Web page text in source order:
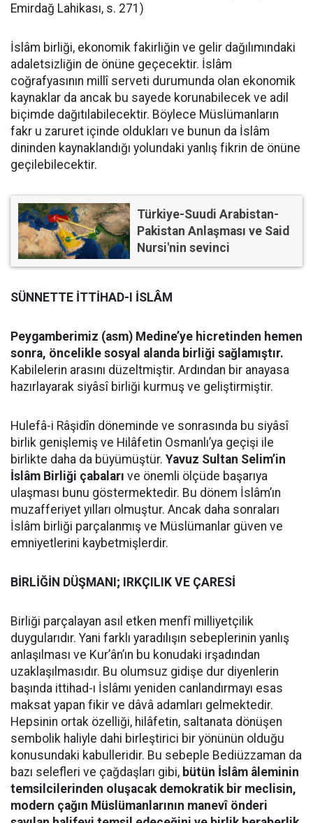
Emirdağ Lahikası, s. 271)
İslâm birliği, ekonomik fakirliğin ve gelir dağılımındaki
adaletsizliğin de önüne geçecektir. İslâm
coğrafyasının millî serveti durumunda olan ekonomik
kaynaklar da ancak bu sayede korunabilecek ve adil
biçimde dağıtılabilecektir. Böylece Müslümanların
fakr u zaruret içinde oldukları ve bunun da İslâm
dininden kaynaklandığı yolundaki yanlış fikrin de önüne
geçilebilecektir.
Türkiye-Suudi Arabistan-
Pakistan Anlaşması ve Said
Nursi'nin sevinci
SÜNNETTE İTTİHAD-I İSLÂM
Peygamberimiz (asm) Medine’ye hicretinden hemen
sonra, öncelikle sosyal alanda birliği sağlamıştır.
Kabilelerin arasını düzeltmiştir. Ardından bir anayasa
hazırlayarak siyâsî birliği kurmuş ve geliştirmiştir.
Hulefâ-i Râşidîn döneminde ve sonrasında bu siyâsî
birlik genişlemiş ve Hilâfetin Osmanlı’ya geçişi ile
birlikte daha da büyümüştür. Yavuz Sultan Selim’in
İslâm Birliği çabaları ve önemli ölçüde başarıya
ulaşması bunu göstermektedir. Bu dönem İslâm’ın
muzafferiyet yılları olmuştur. Ancak daha sonraları
İslâm birliği parçalanmış ve Müslümanlar güven ve
emniyetlerini kaybetmişlerdir.
BİRLİĞİN DÜŞMANI; IRKÇILIK VE ÇARESİ
Birliği parçalayan asıl etken menfî milliyetçilik
duygularıdır. Yani farklı yaradılışın sebeplerinin yanlış
anlaşılması ve Kur’ân’ın bu konudaki irşadından
uzaklaşılmasıdır. Bu olumsuz gidişe dur diyenlerin
başında ittihad-ı İslâmı yeniden canlandırmayı esas
maksat yapan fikir ve dâvâ adamları gelmektedir.
Hepsinin ortak özelliği, hilâfetin, saltanata dönüşen
sembolik haliyle dahi birleştirici bir yönünün olduğu
konusundaki kabulleridir. Bu sebeple Bediüzzaman da
bazı selefleri ve çağdaşları gibi, bütün İslâm âleminin
temsilcilerinden oluşacak demokratik bir meclisin,
modern çağın Müslümanlarının manevî önderi